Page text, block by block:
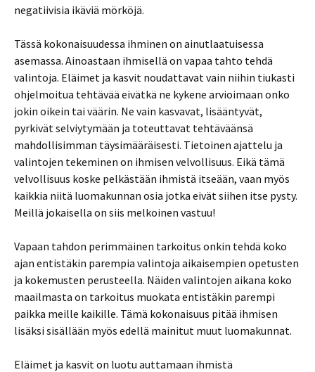
negatiivisia ikäviä mörköjä.
Tässä kokonaisuudessa ihminen on ainutlaatuisessa
asemassa. Ainoastaan ihmisellä on vapaa tahto tehdä
valintoja. Eläimet ja kasvit noudattavat vain niihin tiukasti
ohjelmoitua tehtävää eivätkä ne kykene arvioimaan onko
jokin oikein tai väärin. Ne vain kasvavat, lisääntyvät,
pyrkivät selviytymään ja toteuttavat tehtäväänsä
mahdollisimman täysimääräisesti. Tietoinen ajattelu ja
valintojen tekeminen on ihmisen velvollisuus. Eikä tämä
velvollisuus koske pelkästään ihmistä itseään, vaan myös
kaikkia niitä luomakunnan osia jotka eivät siihen itse pysty.
Meillä jokaisella on siis melkoinen vastuu!
Vapaan tahdon perimmäinen tarkoitus onkin tehdä koko
ajan entistäkin parempia valintoja aikaisempien opetusten
ja kokemusten perusteella. Näiden valintojen aikana koko
maailmasta on tarkoitus muokata entistäkin parempi
paikka meille kaikille. Tämä kokonaisuus pitää ihmisen
lisäksi sisällään myös edellä mainitut muut luomakunnat.
Eläimet ja kasvit on luotu auttamaan ihmistä